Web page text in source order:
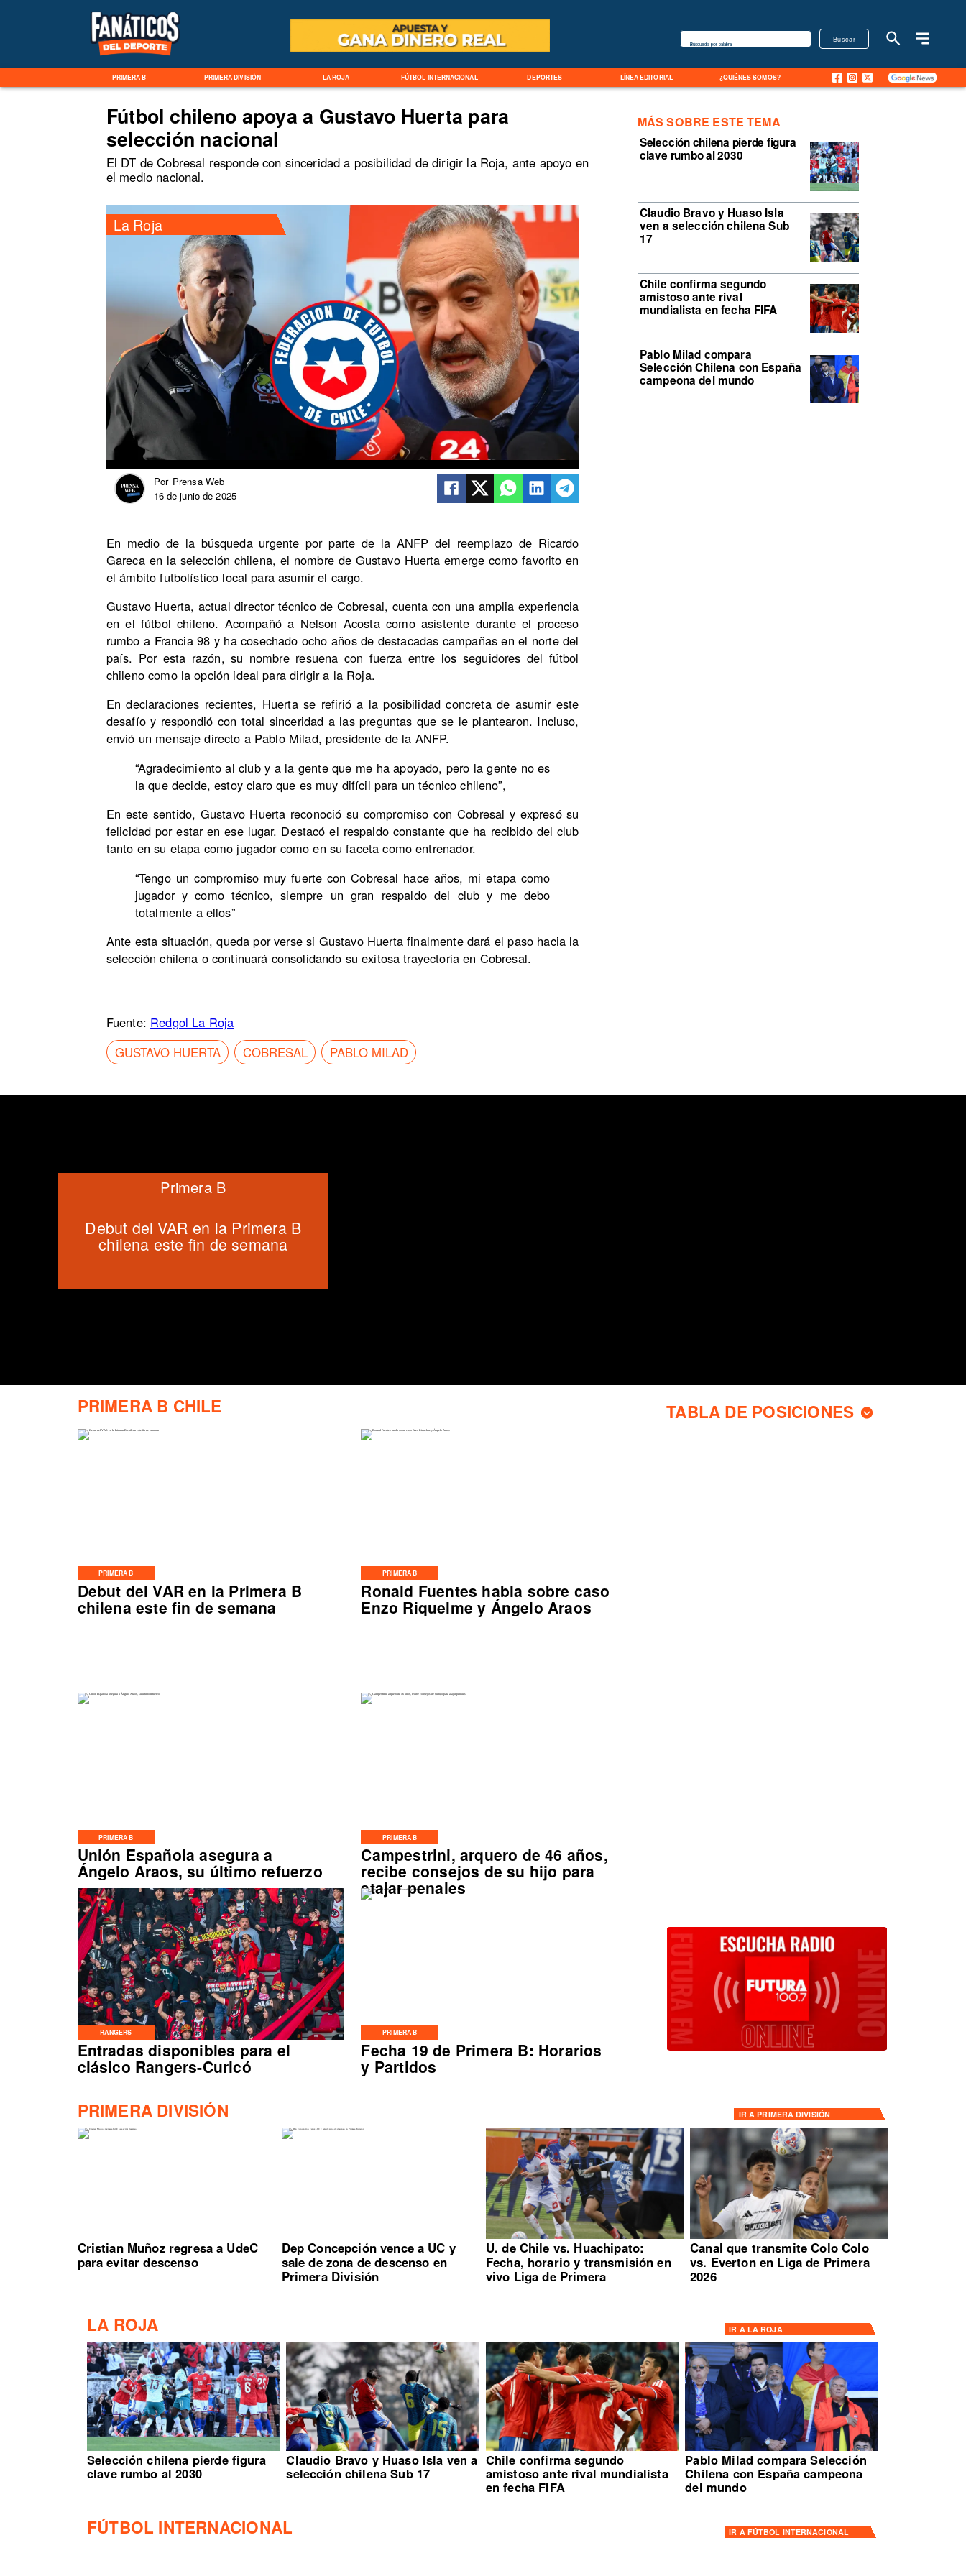
PRIMERA B PRIMERA DIVISIÓN LA ROJA FÚTBOL INTERNACIONAL +DEPORTES LÍNEA EDITORIAL ¿QUIÉNES SOMOS?
Buscar
Búsqueda por palabra
La Roja
Prensa Web
Por
16 de junio de 2025
Selección chilena pierde figura
clave rumbo al 2030
Claudio Bravo y Huaso Isla
ven a selección chilena Sub
17
Chile confirma segundo
amistoso ante rival
mundialista en fecha FIFA
Pablo Milad compara
Selección Chilena con España
campeona del mundo
MÁS SOBRE ESTE TEMA
Fútbol chileno apoya a Gustavo Huerta para
selección nacional
El DT de Cobresal responde con sinceridad a posibilidad de dirigir la Roja, ante apoyo en
el medio nacional.
En medio de la búsqueda urgente por parte de la ANFP del reemplazo de Ricardo
Gareca en la selección chilena, el nombre de Gustavo Huerta emerge como favorito en
el ámbito futbolístico local para asumir el cargo.
Gustavo Huerta, actual director técnico de Cobresal, cuenta con una amplia experiencia
en el fútbol chileno. Acompañó a Nelson Acosta como asistente durante el proceso
rumbo a Francia 98 y ha cosechado ocho años de destacadas campañas en el norte del
país. Por esta razón, su nombre resuena con fuerza entre los seguidores del fútbol
chileno como la opción ideal para dirigir a la Roja.
En declaraciones recientes, Huerta se refirió a la posibilidad concreta de asumir este
desafío y respondió con total sinceridad a las preguntas que se le plantearon. Incluso,
envió un mensaje directo a Pablo Milad, presidente de la ANFP.
“Agradecimiento al club y a la gente que me ha apoyado, pero la gente no es
la que decide, estoy claro que es muy difícil para un técnico chileno”,
En este sentido, Gustavo Huerta reconoció su compromiso con Cobresal y expresó su
felicidad por estar en ese lugar. Destacó el respaldo constante que ha recibido del club
tanto en su etapa como jugador como en su faceta como entrenador.
“Tengo un compromiso muy fuerte con Cobresal hace años, mi etapa como
jugador y como técnico, siempre un gran respaldo del club y me debo
totalmente a ellos”
Ante esta situación, queda por verse si Gustavo Huerta finalmente dará el paso hacia la
selección chilena o continuará consolidando su exitosa trayectoria en Cobresal.
Fuente: Redgol La Roja
GUSTAVO HUERTA
COBRESAL PABLO MILAD
PRIMERA B
Debut del VAR en la Primera B
chilena este fin de semana
PRIMERA B
Ronald Fuentes habla sobre caso
Enzo Riquelme y Ángelo Araos
PRIMERA B
Unión Española asegura a
Ángelo Araos, su último refuerzo
PRIMERA B
Campestrini, arquero de 46 años,
recibe consejos de su hijo para
atajar penales
Debut del VAR en la Primera B
chilena este fin de semana
Primera B
PRIMERA B CHILE TABLA DE POSICIONES
RANGERS
Entradas disponibles para el
clásico Rangers-Curicó
PRIMERA B
Fecha 19 de Primera B: Horarios
y Partidos
PRIMERA DIVISIÓN IR A PRIMERA DIVISIÓN
Cristian Muñoz regresa a UdeC
para evitar descenso
Dep Concepción vence a UC y
sale de zona de descenso en
Primera División
U. de Chile vs. Huachipato:
Fecha, horario y transmisión en
vivo Liga de Primera
Canal que transmite Colo Colo
vs. Everton en Liga de Primera
2026
LA ROJA IR A LA ROJA
Selección chilena pierde figura
clave rumbo al 2030
Claudio Bravo y Huaso Isla ven a
selección chilena Sub 17
Chile confirma segundo
amistoso ante rival mundialista
en fecha FIFA
Pablo Milad compara Selección
Chilena con España campeona
del mundo
FÚTBOL INTERNACIONAL IR A FÚTBOL INTERNACIONAL